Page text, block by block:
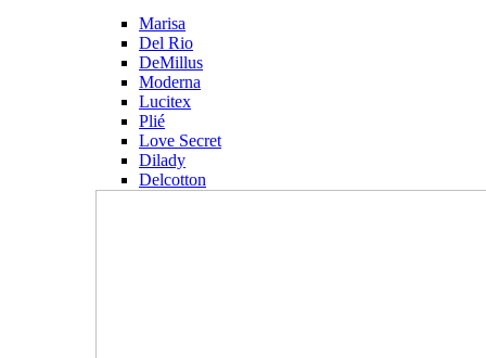
Marisa
Del Rio
DeMillus
Moderna
Lucitex
Plié
Love Secret
Dilady
Delcotton